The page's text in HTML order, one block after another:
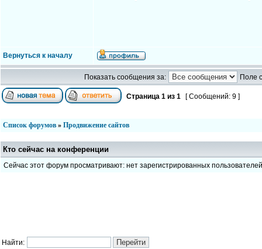
Вернуться к началу
Показать сообщения за: Поле
Страница 1 из 1 [ Сообщений: 9 ]
Список форумов » Продвижение сайтов
Кто сейчас на конференции
Сейчас этот форум просматривают: нет зарегистрированных пользователей
Найти: